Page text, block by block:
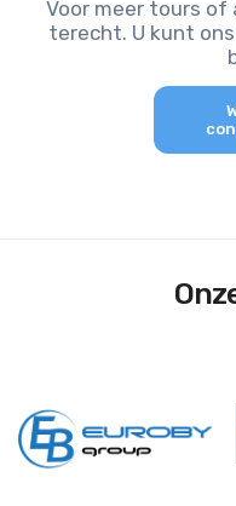
Voor meer tours of
terecht. U kunt